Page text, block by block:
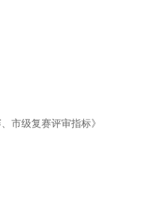
市级复赛评审指标》